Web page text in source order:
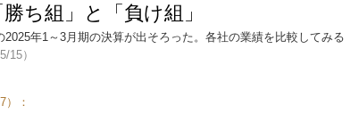
ち組」と「負け組」
2025年1～3月期の決算が出そろった。各社の業績を比較してみる
15）
）：